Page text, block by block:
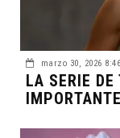
marzo 30, 2026
LA SERIE DE